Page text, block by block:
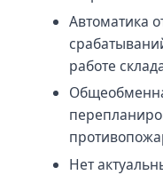
Автоматика
работе
Нет